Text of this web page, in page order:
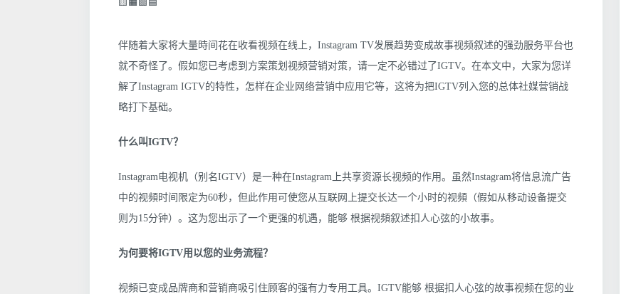
伴随着大家将大量時间花在收看视频在线上，Instagram TV发展趋势变成故事视频叙述的强劲服务平台也
就不奇怪了。假如您已考虑到方案策划视频营销对策，请一定不必错过了IGTV。在本文中，大家为您详
解了Instagram IGTV的特性，怎样在企业网络营销中应用它等，这将为把IGTV列入您的总体社媒营销战
略打下基础。
什么叫IGTV？
Instagram电视机（别名IGTV）是一种在Instagram上共享资源长视频的作用。虽然Instagram将信息流广告
中的视頻时间限定为60秒，但此作用可使您从互联网上提交长达一个小时的视頻（假如从移动设备提交
则为15分钟）。这为您出示了一个更强的机遇，能够 根据视頻叙述扣人心弦的小故事。
为何要将IGTV用以您的业务流程？
视頻已变成品牌商和营销商吸引住顾客的强有力专用工具。IGTV能够 根据扣人心弦的故事视频在您的业